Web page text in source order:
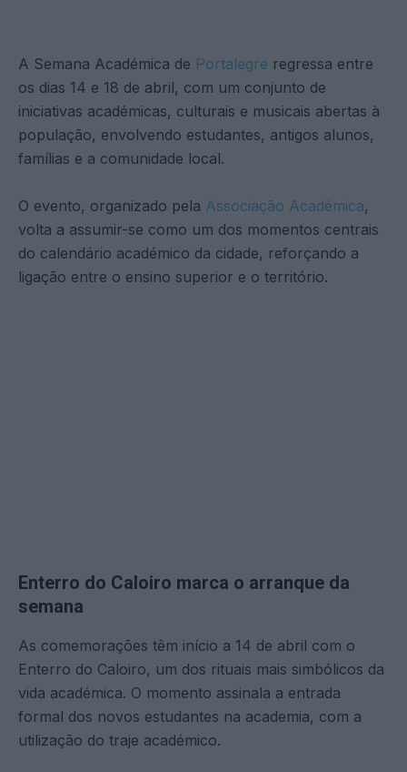
A Semana Académica de Portalegre regressa entre
os dias 14 e 18 de abril, com um conjunto de
iniciativas académicas, culturais e musicais abertas à
população, envolvendo estudantes, antigos alunos,
famílias e a comunidade local.
O evento, organizado pela Associação Académica,
volta a assumir-se como um dos momentos centrais
do calendário académico da cidade, reforçando a
ligação entre o ensino superior e o território.
Enterro do Caloiro marca o arranque da
semana
As comemorações têm início a 14 de abril com o
Enterro do Caloiro, um dos rituais mais simbólicos da
vida académica. O momento assinala a entrada
formal dos novos estudantes na academia, com a
utilização do traje académico.